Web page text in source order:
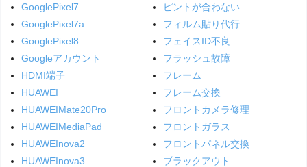
GooglePixel7
GooglePixel7a
GooglePixel8
Googleアカウント
HDMI端子
HUAWEI
HUAWEIMate20Pro
HUAWEIMediaPad
HUAWEInova2
HUAWEInova3
ピントが合わない
フィルム貼り代行
フェイスID不良
フラッシュ故障
フレーム
フレーム交換
フロントカメラ修理
フロントガラス
フロントパネル交換
ブラックアウト